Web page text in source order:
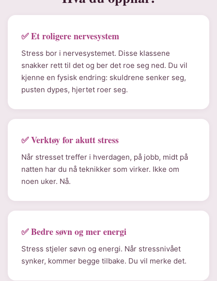
✅ Et roligere nervesystem
Stress bor i nervesystemet. Disse klassene
snakker rett til det og ber det roe seg ned. Du vil
kjenne en fysisk endring: skuldrene senker seg,
pusten dypes, hjertet roer seg.
✅ Verktøy for akutt stress
Når stresset treffer i hverdagen, på jobb, midt på
natten har du nå teknikker som virker. Ikke om
noen uker. Nå.
✅ Bedre søvn og mer energi
Stress stjeler søvn og energi. Når stressnivået
synker, kommer begge tilbake. Du vil merke det.